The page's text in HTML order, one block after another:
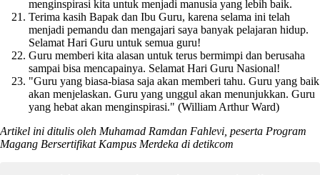
menginspirasi kita untuk menjadi manusia yang lebih baik.
Terima kasih Bapak dan Ibu Guru, karena selama ini telah
menjadi pemandu dan mengajari saya banyak pelajaran hidup.
Selamat Hari Guru untuk semua guru!
Guru memberi kita alasan untuk terus bermimpi dan berusaha
sampai bisa mencapainya. Selamat Hari Guru Nasional!
"Guru yang biasa-biasa saja akan memberi tahu. Guru yang baik
akan menjelaskan. Guru yang unggul akan menunjukkan. Guru
yang hebat akan menginspirasi." (William Arthur Ward)
Artikel ini ditulis oleh Muhamad Ramdan Fahlevi, peserta Program
Magang Bersertifikat Kampus Merdeka di detikcom